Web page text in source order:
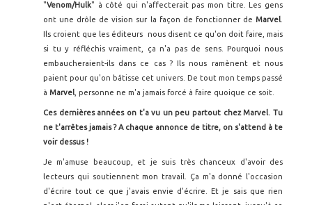
"Venom/Hulk" à côté qui n'affecterait pas mon titre. Les gens
ont une drôle de vision sur la façon de fonctionner de Marvel
Ils croient que les éditeurs nous disent ce qu'on doit faire, mais
si tu y réfléchis vraiment, ça n'a pas de sens. Pourquoi nous
embaucheraient-ils dans ce cas ? Ils nous ramènent et nous
paient pour qu'on bâtisse cet univers. De tout mon temps passé
à Marvel , personne ne m'a jamais forcé à faire quoique ce soit.
Ces dernières années on t'a vu un peu partout chez Marvel. Tu
ne t'arrêtes jamais ? A chaque annonce de titre, on s'attend à te
voir dessus !
Je m'amuse beaucoup, et je suis très chanceux d'avoir des
lecteurs qui soutiennent mon travail. Ça m'a donné l'occasion
d'écrire tout ce que j'avais envie d'écrire. Et je sais que rien